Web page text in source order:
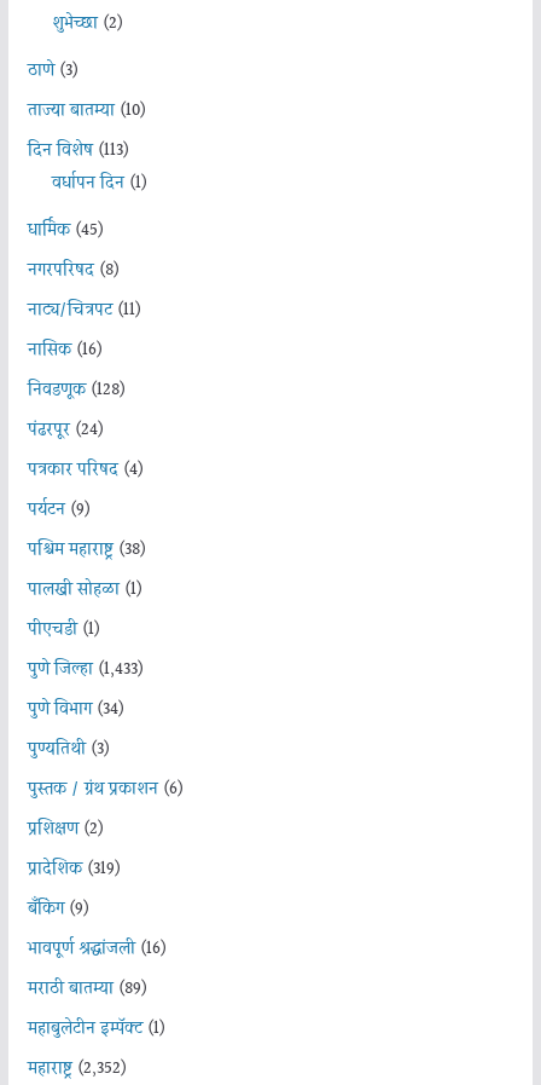
शुभेच्छा(2)
ठाणे(3)
ताज्या बातम्या(10)
दिन विशेष(113)
वर्धापन दिन(1)
धार्मिक(45)
नगरपरिषद(8)
नाट्य/चित्रपट(11)
नासिक(16)
निवडणूक(128)
पंढरपूर(24)
पत्रकार परिषद(4)
पर्यटन(9)
पश्चिम महाराष्ट्र(38)
पालखी सोहळा(1)
पीएचडी(1)
पुणे जिल्हा(1,433)
पुणे विभाग(34)
पुण्यतिथी(3)
पुस्तक / ग्रंथ प्रकाशन(6)
प्रशिक्षण(2)
प्रादेशिक(319)
बँकिंग(9)
भावपूर्ण श्रद्धांजली(16)
मराठी बातम्या(89)
महाबुलेटीन इम्पॅक्ट(1)
महाराष्ट्र(2,352)